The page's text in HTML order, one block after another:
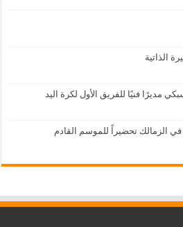
الذاتية
مديرًا فنيًا للفريق الأول لكرة اليد
في الزمالك تحضيراً للموسم القادم